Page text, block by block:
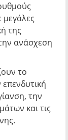
της
ανάσχεση
το
την
και τις